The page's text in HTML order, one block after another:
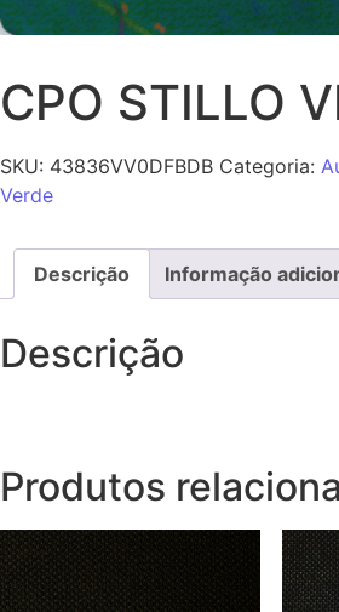
CPO STILLO
SKU: 43836VV0DFBDB Categoria:
Verde
Descrição Informação
Descrição
Produtos